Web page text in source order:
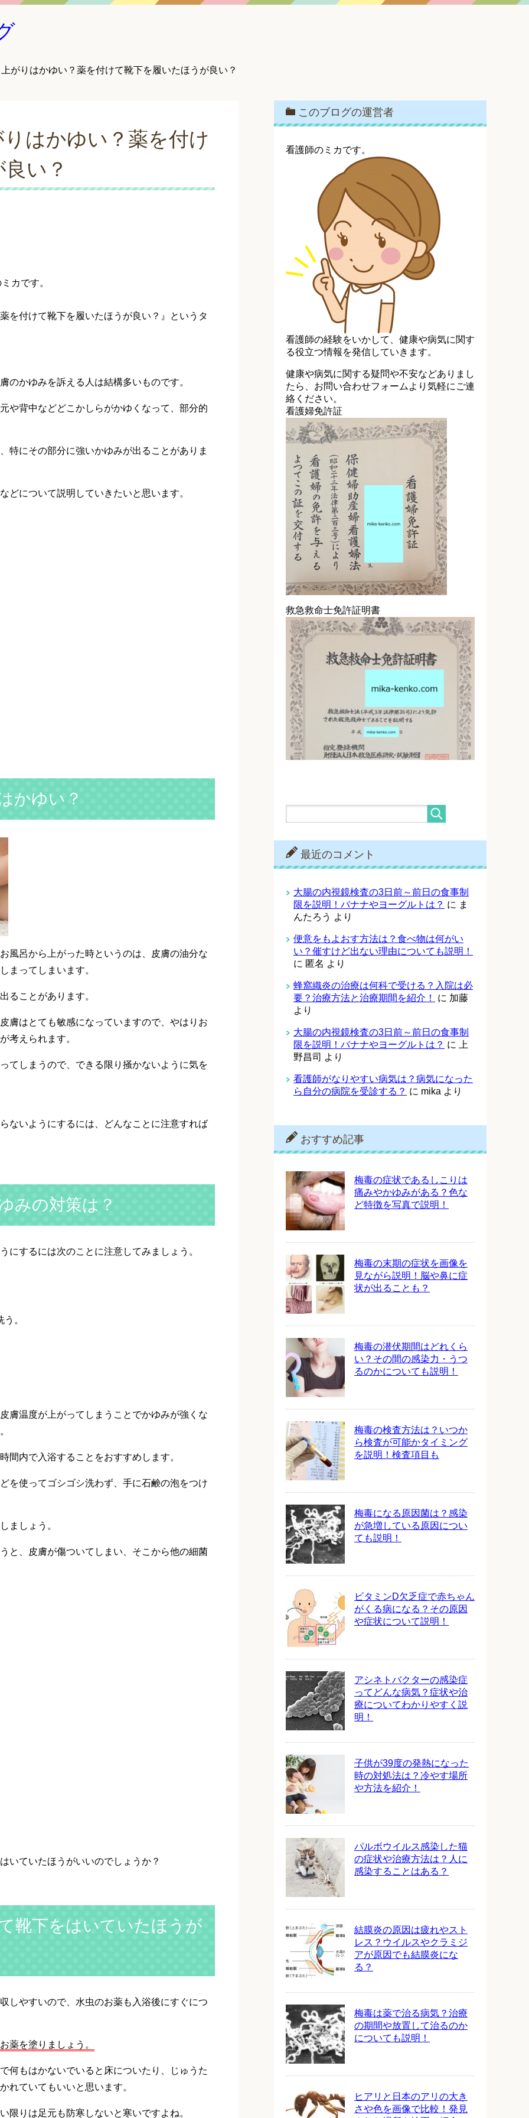
がりはかゆい？薬を付けて靴下を履いたほうが良い？
はかゆい？薬を付け
い？
カです。
を付けて靴下を履いたほうが良い？』というタ
のかゆみを訴える人は結構多いものです。
や背中などどこかしらがかゆくなって、部分的
特にその部分に強いかゆみが出ることがありま
どについて説明していきたいと思います。
かゆい？
風呂から上がった時というのは、皮膚の油分な
まってしまいます。
ることがあります。
膚はとても敏感になっていますので、やはりお
考えられます。
てしまうので、できる限り掻かないように気を
ないようにするには、どんなことに注意すれば
みの対策は？
にするには次のことに注意してみましょう。
。
膚温度が上がってしまうことでかゆみが強くな
間内で入浴することをおすすめします。
を使ってゴシゴシ洗わず、手に石鹸の泡をつけ
ましょう。
と、皮膚が傷ついてしまい、そこから他の細菌
いていたほうがいいのでしょうか？
靴下をはいていたほうが
しやすいので、水虫のお薬も入浴後にすぐにつ
薬を塗りましょう。
何もはかないでいると床についたり、じゅうた
れていてもいいと思います。
限りは足元も防寒しないと寒いですよね。
このブログの運営者
看護師のミカです。
看護師の経験をいかして、健康や病気に関す
る役立つ情報を発信していきます。
健康や病気に関する疑問や不安などありまし
たら、お問い合わせフォームより気軽にご連
絡ください。
看護婦免許証
救急救命士免許証明書
最近のコメント
大腸の内視鏡検査の3日前～前日の食事制
限を説明！バナナやヨーグルトは？ に ま
んたろう より
便意をもよおす方法は？食べ物は何がい
い？催すけど出ない理由についても説明！
に 匿名 より
蜂窩織炎の治療は何科で受ける？入院は必
要？治療方法と治療期間を紹介！
に 加藤
より
大腸の内視鏡検査の3日前～前日の食事制
限を説明！バナナやヨーグルトは？ に
上
野昌司 より
看護師がなりやすい病気は？病気になった
ら自分の病院を受診する？ に mika より
おすすめ記事
梅毒の症状であるしこりは
痛みやかゆみがある？色な
ど特徴を写真で説明！
梅毒の末期の症状を画像を
見ながら説明！脳や鼻に症
状が出ることも？
梅毒の潜伏期間はどれくら
い？その間の感染力・うつ
るのかについても説明！
梅毒の検査方法は？いつか
ら検査が可能かタイミング
を説明！検査項目も
梅毒になる原因菌は？感染
が急増している原因につい
ても説明！
ビタミンD欠乏症で赤ちゃん
がくる病になる？その原因
や症状について説明！
アシネトバクターの感染症
ってどんな病気？症状や治
療についてわかりやすく説
明！
子供が39度の発熱になった
時の対処法は？冷やす場所
や方法を紹介！
パルボウイルス感染した猫
の症状や治療方法は？人に
感染することはある？
結膜炎の原因は疲れやスト
レス？ウイルスやクラミジ
アが原因でも結膜炎にな
る？
梅毒は薬で治る病気？治療
の期間や放置して治るのか
についても説明！
ヒアリと日本のアリの大き
さや色を画像で比較！発見